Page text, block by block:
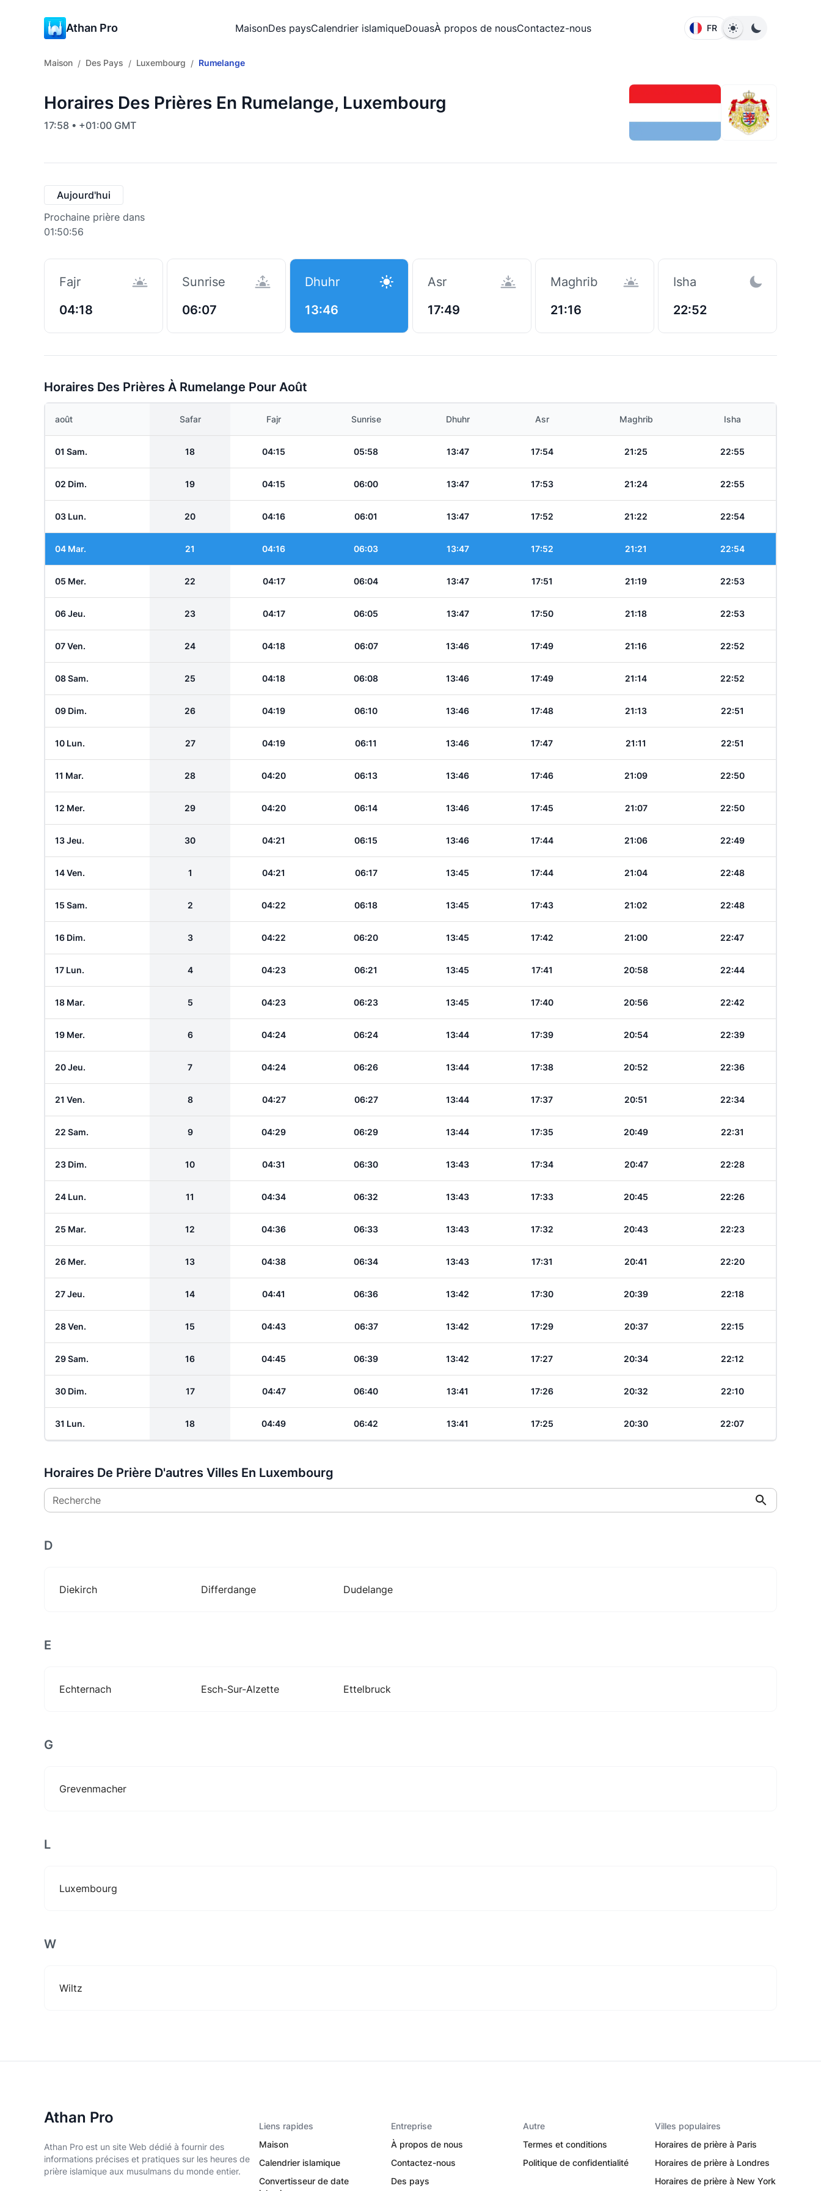
Athan Pro MaisonDes paysCalendrier islamiqueDouasÀ propos de nousContactez-nous FR
Maison / Des Pays / Luxembourg / Rumelange
Horaires Des Prières En Rumelange, Luxembourg
17:58 • +01:00 GMT
Aujourd'hui
Prochaine prière dans
01:50:55
Fajr
04:18
Sunrise
06:07
Dhuhr
13:46
Asr
17:49
Maghrib
21:16
Isha
22:52
Horaires Des Prières À Rumelange Pour Août
août Safar Fajr Sunrise Dhuhr Asr Maghrib Isha
01 Sam. 18 04:15 05:58 13:47 17:54 21:25 22:55
02 Dim. 19 04:15 06:00 13:47 17:53 21:24 22:55
03 Lun. 20 04:16 06:01 13:47 17:52 21:22 22:54
04 Mar. 21 04:16 06:03 13:47 17:52 21:21 22:54
05 Mer. 22 04:17 06:04 13:47 17:51 21:19 22:53
06 Jeu. 23 04:17 06:05 13:47 17:50 21:18 22:53
07 Ven. 24 04:18 06:07 13:46 17:49 21:16 22:52
08 Sam. 25 04:18 06:08 13:46 17:49 21:14 22:52
09 Dim. 26 04:19 06:10 13:46 17:48 21:13 22:51
10 Lun. 27 04:19 06:11 13:46 17:47 21:11 22:51
11 Mar. 28 04:20 06:13 13:46 17:46 21:09 22:50
12 Mer. 29 04:20 06:14 13:46 17:45 21:07 22:50
13 Jeu. 30 04:21 06:15 13:46 17:44 21:06 22:49
14 Ven. 1 04:21 06:17 13:45 17:44 21:04 22:48
15 Sam. 2 04:22 06:18 13:45 17:43 21:02 22:48
16 Dim. 3 04:22 06:20 13:45 17:42 21:00 22:47
17 Lun. 4 04:23 06:21 13:45 17:41 20:58 22:44
18 Mar. 5 04:23 06:23 13:45 17:40 20:56 22:42
19 Mer. 6 04:24 06:24 13:44 17:39 20:54 22:39
20 Jeu. 7 04:24 06:26 13:44 17:38 20:52 22:36
21 Ven. 8 04:27 06:27 13:44 17:37 20:51 22:34
22 Sam. 9 04:29 06:29 13:44 17:35 20:49 22:31
23 Dim. 10 04:31 06:30 13:43 17:34 20:47 22:28
24 Lun. 11 04:34 06:32 13:43 17:33 20:45 22:26
25 Mar. 12 04:36 06:33 13:43 17:32 20:43 22:23
26 Mer. 13 04:38 06:34 13:43 17:31 20:41 22:20
27 Jeu. 14 04:41 06:36 13:42 17:30 20:39 22:18
28 Ven. 15 04:43 06:37 13:42 17:29 20:37 22:15
29 Sam. 16 04:45 06:39 13:42 17:27 20:34 22:12
30 Dim. 17 04:47 06:40 13:41 17:26 20:32 22:10
31 Lun. 18 04:49 06:42 13:41 17:25 20:30 22:07
Horaires De Prière D'autres Villes En Luxembourg
Recherche
D
Diekirch Differdange Dudelange
E
Echternach Esch-Sur-Alzette Ettelbruck
G
Grevenmacher
L
Luxembourg
W
Wiltz
Athan Pro
Athan Pro est un site Web dédié à fournir des
informations précises et pratiques sur les heures de
prière islamique aux musulmans du monde entier.
Liens rapides
Maison
Calendrier islamique
Convertisseur de date
Entreprise
À propos de nous
Contactez-nous
Des pays
Autre
Termes et conditions
Politique de confidentialité
Villes populaires
Horaires de prière à Paris
Horaires de prière à Londres
Horaires de prière à New York